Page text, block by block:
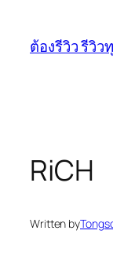
content
ต้องรีวิว รีวิ
RiCH
Written by